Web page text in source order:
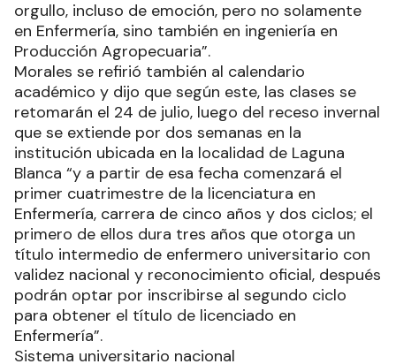
orgullo, incluso de emoción, pero no solamente
en Enfermería, sino también en ingeniería en
Producción Agropecuaria”.
Morales se refirió también al calendario
académico y dijo que según este, las clases se
retomarán el 24 de julio, luego del receso invernal
que se extiende por dos semanas en la
institución ubicada en la localidad de Laguna
Blanca “y a partir de esa fecha comenzará el
primer cuatrimestre de la licenciatura en
Enfermería, carrera de cinco años y dos ciclos; el
primero de ellos dura tres años que otorga un
título intermedio de enfermero universitario con
validez nacional y reconocimiento oficial, después
podrán optar por inscribirse al segundo ciclo
para obtener el título de licenciado en
Enfermería”.
Sistema universitario nacional